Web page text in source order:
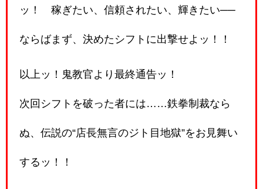
ッ！ 稼ぎたい、信頼されたい、輝きたい──
ならばまず、決めたシフトに出撃せよッ！！
以上ッ！鬼教官より最終通告ッ！
次回シフトを破った者には……鉄拳制裁なら
ぬ、伝説の“店長無言のジト目地獄”をお見舞い
するッ！！